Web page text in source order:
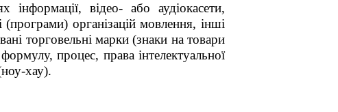
відео- або аудіокасети,
(програми) організацій мовлення, інші
торговельні марки (знаки на товари
процес, права інтелектуальної
хау).